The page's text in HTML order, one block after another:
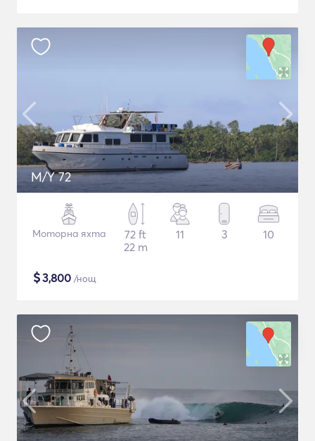
M/Y 72
Моторна яхта
72 ft
22 m
11 3 10
$3,800 /нощ